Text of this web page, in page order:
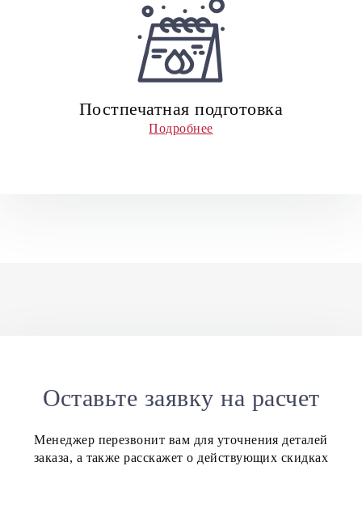
Постпечатная подготовка
Подробнее
Оставьте заявку на расчет
Менеджер перезвонит вам для уточнения деталей
заказа, а также расскажет о действующих скидках